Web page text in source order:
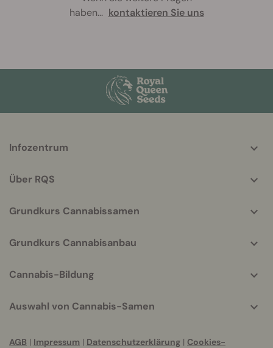
haben... kontaktieren Sie uns
helpful
Infozentrum
Über RQS
Grundkurs Cannabissamen
Grundkurs Cannabisanbau
Cannabis-Bildung
Auswahl von Cannabis-Samen
AGB | Impressum | Datenschutzerklärung | Cookies-